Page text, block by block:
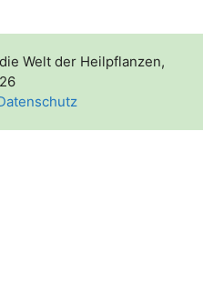
Welt der Heilpflanzen,